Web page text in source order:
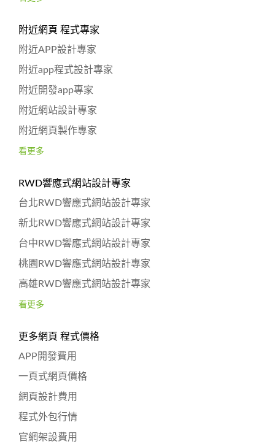
附近網頁 程式專家
附近APP設計專家
附近app程式設計專家
附近開發app專家
附近網站設計專家
附近網頁製作專家
看更多
RWD響應式網站設計專家
台北RWD響應式網站設計專家
新北RWD響應式網站設計專家
台中RWD響應式網站設計專家
桃園RWD響應式網站設計專家
高雄RWD響應式網站設計專家
看更多
更多網頁 程式價格
APP開發費用
一頁式網頁價格
網頁設計費用
程式外包行情
官網架設費用